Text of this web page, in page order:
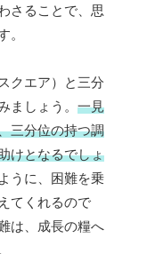
さることで、思
。
クエア）と三分
ましょう。 一見
三分位の持つ調
けとなるでしょ
うに、困難を乗
てくれるので
は、成長の糧へ